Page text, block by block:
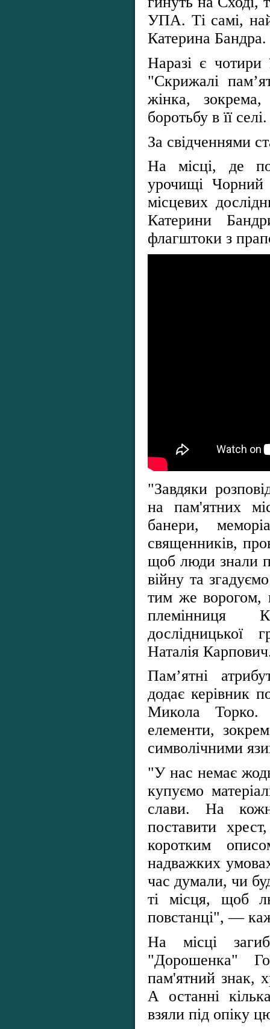
УПА. Ті самі,
Катерина Бандра.
Наразі є
"Скрижалі
жінка,
боротьбу в її селі.
За свідченнями
На місці, де
урочищі Чорний
місцевих
Катерини
флагштоки з
"Завдяки
на пам'ятних
банери,
священників,
щоб люди знали
війну та
тим же ворогом,
племінниця
дослідницької
Наталія
Пам’ятні
додає керівник
Микола Торко.
елементи,
символічними
"У нас немає
купуємо
слави. На
поставити
коротким
надважких
час думали, чи
ті місця, щоб
повстанці", —
На місці
"Дорошенка"
пам'ятний знак,
А останні
взяли під опіку